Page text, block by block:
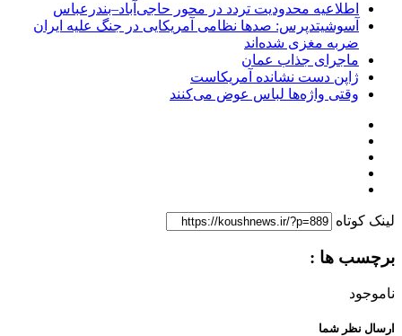
اطلاعیه محدودیت تردد در محور حاجی‌آباد–بندرعباس
آسوشیتدپرس: صدها نظامی آمریکایی در جنگ علیه ایران
ضربه مغزی شده‌اند
ماجرای جذاب عمان
ژاپن دست نشانده آمریکاست
وقتی واژه‌ها لباس عوض می‌کنند
لینک کوتاه
برچسب ها :
ناموجود
ارسال نظر شما